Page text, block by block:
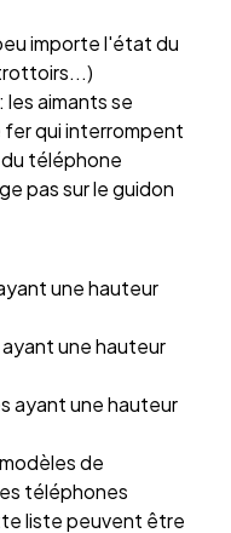
importe l'état du
aimants se
qui interrompent
téléphone
pas sur le guidon
une hauteur
une hauteur
ayant une hauteur
de
téléphones
liste peuvent être